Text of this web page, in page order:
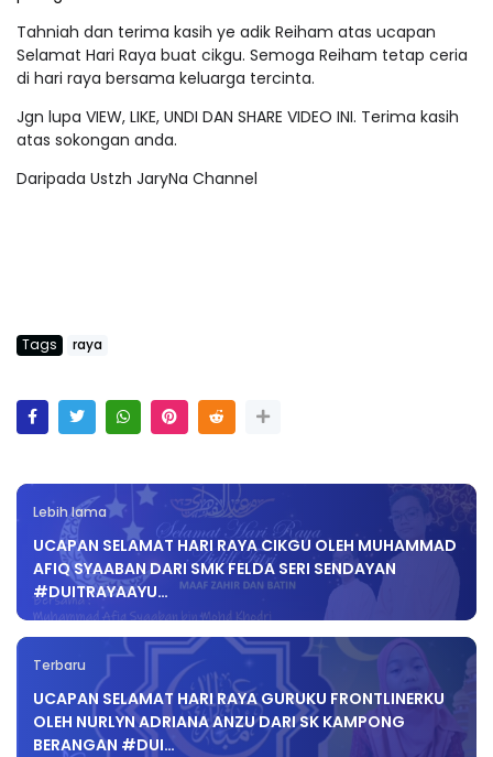
Tahniah dan terima kasih ye adik Reiham atas ucapan
Selamat Hari Raya buat cikgu. Semoga Reiham tetap ceria
di hari raya bersama keluarga tercinta.
Jgn lupa VIEW, LIKE, UNDI DAN SHARE VIDEO INI. Terima kasih
atas sokongan anda.
Daripada Ustzh JaryNa Channel
Tags raya
Lebih lama
UCAPAN SELAMAT HARI RAYA CIKGU OLEH MUHAMMAD
AFIQ SYAABAN DARI SMK FELDA SERI SENDAYAN
#DUITRAYAAYU…
Terbaru
UCAPAN SELAMAT HARI RAYA GURUKU FRONTLINERKU
OLEH NURLYN ADRIANA ANZU DARI SK KAMPONG
BERANGAN #DUI…